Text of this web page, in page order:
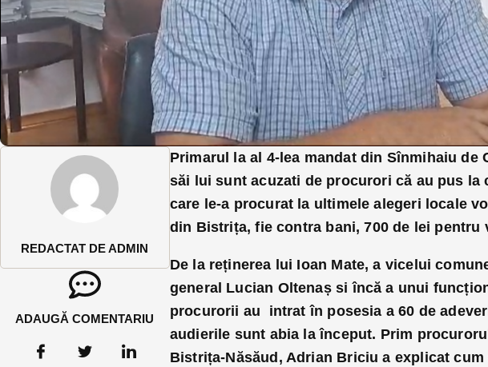
REDACTAT DE ADMIN
ADAUGĂ COMENTARIU
Primarul la al 4-lea mandat din Sînmihaiu de
săi lui sunt acuzati de procurori că au pus
care le-a procurat la ultimele alegeri locale
din Bistrița, fie contra bani, 700 de lei pentru
De la reținerea lui Ioan Mate, a vicelui
general Lucian Oltenaș si încă a unui
procurorii au intrat în posesia a 60 de
audierile sunt abia la început. Prim
Bistrița-Năsăud, Adrian Briciu a explicat